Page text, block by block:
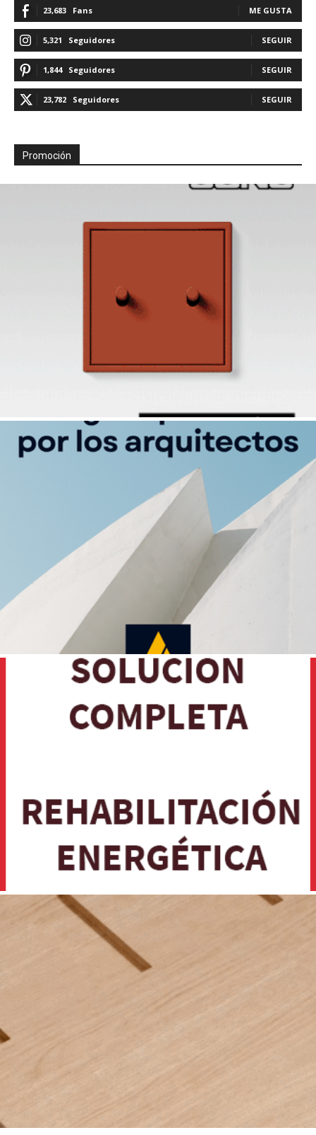
23,683 Fans ME GUSTA
5,321 Seguidores SEGUIR
1,844 Seguidores SEGUIR
23,782 Seguidores SEGUIR
Promoción